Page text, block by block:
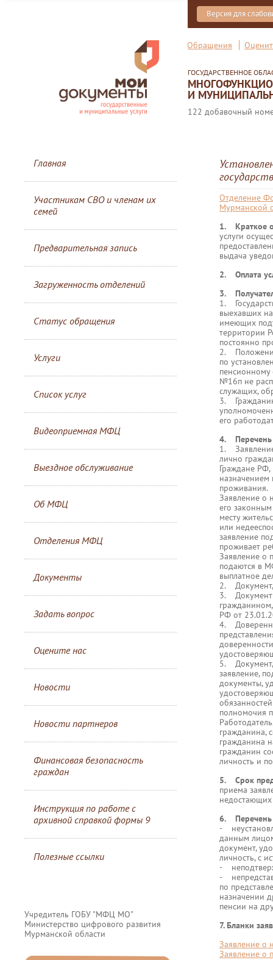
Версия для
Обращения
ГОСУДАРСТВЕННОЕ
И
122 добавочный
Главная
Участникам СВО и членам их
семей
Предварительная запись
Загруженность отделений
Статус обращения
Услуги
Список услуг
Видеоприемная МФЦ
Выездное обслуживание
Об МФЦ
Отделения МФЦ
Документы
Задать вопрос
Оцените нас
Новости
Новости партнеров
Финансовая безопасность
граждан
Инструкция по работе с
архивной справкой формы 9
Полезные ссылки
Учредитель ГОБУ "МФЦ МО"
Министерство цифрового развития
Мурманской области
Отделение
Мурманской
1. Краткое
услуги
выдача
2. Оплата
3.
1.
выехавших
имеющих
территории
постоянно
2. Положения
по
№16п не
служащих,
3. Гражданин
его
4. Перечень
1. Заявление
лично
Граждане
назначением
проживания.
Заявление о
его
месту
или
заявление
проживает
Заявление о
подаются в
выплатное
2. Документ,
3.
РФ от
4.
5. Документ,
заявление,
документы,
полномочия
гражданина,
гражданина
гражданин
личность и
5. Срок
приема
недостающих
6. Перечень
-
данным
документ,
личность, с
-
-
по
назначении
пенсии на
7. Бланки
Заявление о
Заявление о